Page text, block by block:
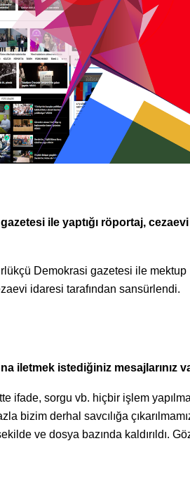
ile yaptığı röportaj, cezaevi
Demokrasi gazetesi ile mektup
idaresi tarafından sansürlendi.
iletmek istediğiniz mesajlarınız
ifade, sorgu vb. hiçbir işlem
bizim derhal savcılığa
ve dosya bazında kaldırıldı.